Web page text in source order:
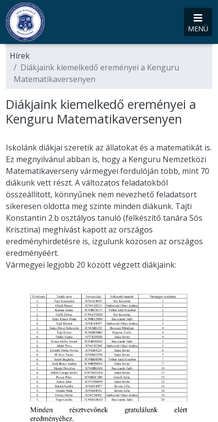
MENÜ
Hírek
Diákjaink kiemelkedő ereményei a Kenguru
Matematikaversenyen
Diákjaink kiemelkedő ereményei a
Kenguru Matematikaversenyen
Iskolánk diákjai szeretik az állatokat és a matematikát is.
Ez megnyilvánul abban is, hogy a Kenguru Nemzetközi
Matematikaverseny vármegyei fordulóján több, mint 70
diákunk vett részt. A változatos feladatokból
összeállított, könnyűnek nem nevezhető feladatsort
sikeresen oldotta meg szinte minden diákunk. Tajti
Konstantin 2.b osztályos tanuló (felkészítő tanára Sós
Krisztina) meghívást kapott az országos
eredményhirdetésre is, izgulunk közösen az országos
eredményéért.
Vármegyei legjobb 20 között végzett diákjaink: